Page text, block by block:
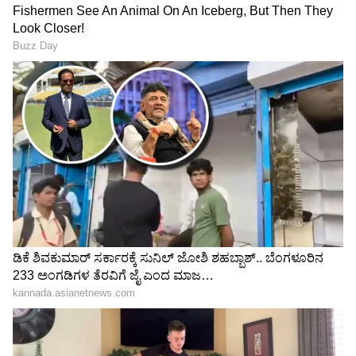
ದ್ವಿರ್ದ್ವಾದಶ ದೃಷ್ಟಿ ಯೋಗ; 30 ಡಿಗ್ರಿ
ಅಂತರದಲ್ಲಿ ಬುಧ-ಮಂಗಳ, 4
ರಾಶಿಗೆ ಅದೃಷ್ಟ
ಚಂದ್ರ ಗ್ರಹಣದ ದಿನವೇ ರಕ್ಷಾ
ಇಲ್ಲಿದೆ ಡಿಟೇಲ್ಸ್​
LATEST VIDEOS
"ರಾಜಕೀಯ ಬೇಡ, ಸಿನಿಮಾನೇ ಪ್ರಾಣ":
ಕನಕೋತ್ಸವದಲ್ಲಿ ರಿಷಬ್ ಶೆಟ್ಟಿ | Rishab
Shetty speech | Suvarna News
ಶೇ.50 ರಿಂದ ಶೇ.18 ಕ್ಕೆ TAX ಇಳಿಕೆ: ಮೋದಿ-
ಟ್ರಂಪ್ ಐತಿಹಾಸಿಕ ಒಪ್ಪಂದ | India US
Trade Deal | Party Rounds